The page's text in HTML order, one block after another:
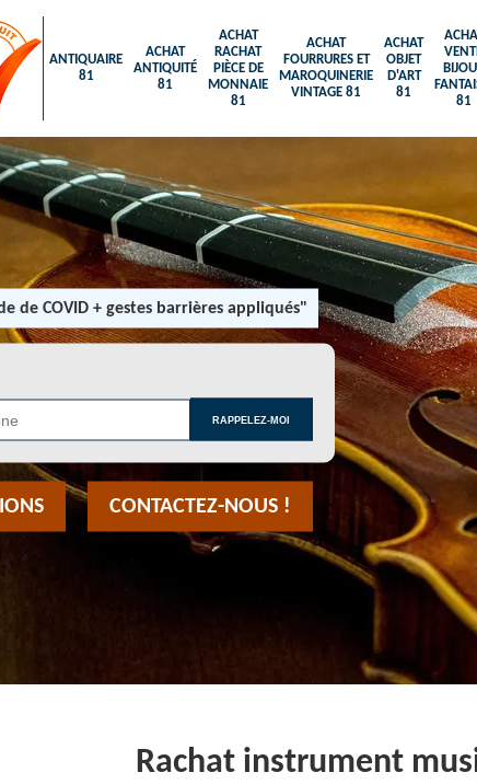
ANTIQUAIRE
81
ACHAT
ANTIQUITÉ
81
ACHAT
RACHAT
PIÈCE DE
MONNAIE
81
ACHAT
FOURRURES ET
MAROQUINERIE
VINTAGE 81
ACHAT
OBJET
D'ART
81
81
de COVID + gestes barrières appliqués"
CONTACTEZ-NOUS !
Rachat instrument